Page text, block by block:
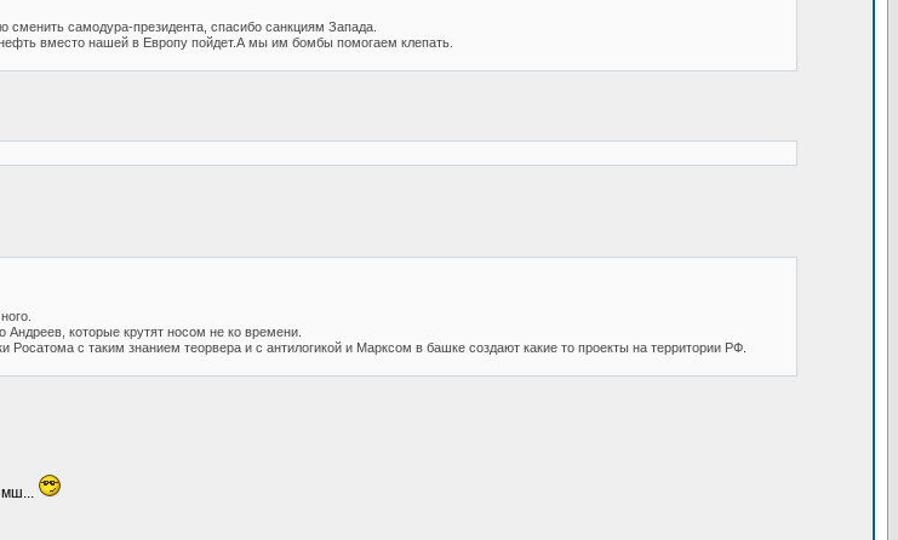
сменить самодура-президента, спасибо санкциям Запада.
вместо нашей в Европу пойдет.А мы им бомбы помогаем клепать.
которые крутят носом не ко времени.
Росатома с таким знанием теорвера и с антилогикой и Марксом в башке создают какие то проекты на территории РФ.